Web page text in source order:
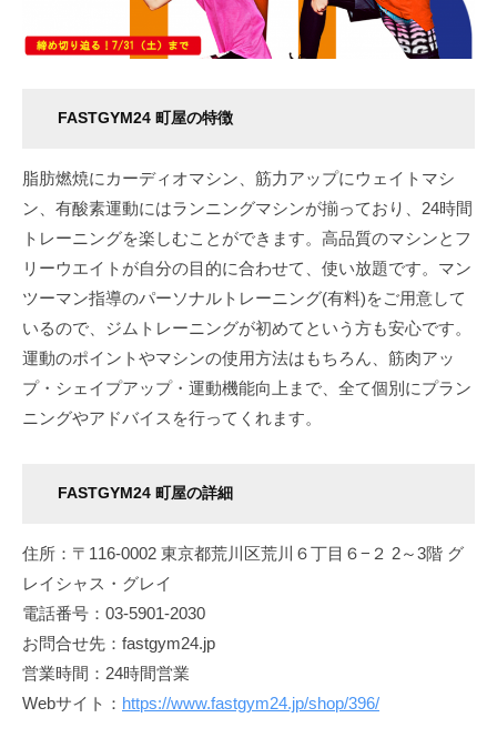
FASTGYM24 町屋の特徴
脂肪燃焼にカーディオマシン、筋力アップにウェイトマシ
ン、有酸素運動にはランニングマシンが揃っており、24時間
トレーニングを楽しむことができます。高品質のマシンとフ
リーウエイトが自分の目的に合わせて、使い放題です。マン
ツーマン指導のパーソナルトレーニング(有料)をご用意して
いるので、ジムトレーニングが初めてという方も安心です。
運動のポイントやマシンの使用方法はもちろん、筋肉アッ
プ・シェイプアップ・運動機能向上まで、全て個別にプラン
ニングやアドバイスを行ってくれます。
FASTGYM24 町屋の詳細
住所：〒116-0002 東京都荒川区荒川６丁目６−２ 2～3階 グ
レイシャス・グレイ
電話番号：03-5901-2030
お問合せ先：fastgym24.jp
営業時間：24時間営業
Webサイト： https://www.fastgym24.jp/shop/396/